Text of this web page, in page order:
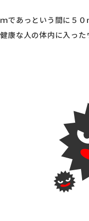
であっという間に５
康な人の体内に入っ